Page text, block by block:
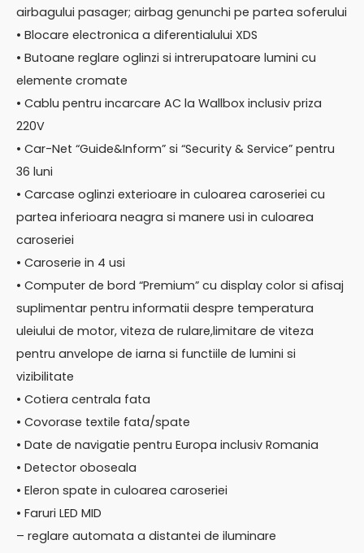
airbagului pasager; airbag genunchi pe partea soferului
• Blocare electronica a diferentialului XDS
• Butoane reglare oglinzi si intrerupatoare lumini cu
elemente cromate
• Cablu pentru incarcare AC la Wallbox inclusiv priza
220V
• Car-Net “Guide&Inform” si “Security & Service” pentru
36 luni
• Carcase oglinzi exterioare in culoarea caroseriei cu
partea inferioara neagra si manere usi in culoarea
caroseriei
• Caroserie in 4 usi
• Computer de bord “Premium” cu display color si afisaj
suplimentar pentru informatii despre temperatura
uleiului de motor, viteza de rulare,limitare de viteza
pentru anvelope de iarna si functiile de lumini si
vizibilitate
• Cotiera centrala fata
• Covorase textile fata/spate
• Date de navigatie pentru Europa inclusiv Romania
• Detector oboseala
• Eleron spate in culoarea caroseriei
• Faruri LED MID
– reglare automata a distantei de iluminare